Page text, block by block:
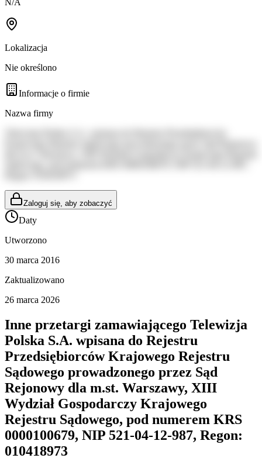
Lokalizacja
Nie określono
Informacje o firmie
Nazwa firmy
Zaloguj się, aby zobaczyć
Daty
Utworzono
30 marca 2016
Zaktualizowano
26 marca 2026
Inne przetargi zamawiającego Telewizja
Polska S.A. wpisana do Rejestru
Przedsiębiorców Krajowego Rejestru
Sądowego prowadzonego przez Sąd
Rejonowy dla m.st. Warszawy, XIII
Wydział Gospodarczy Krajowego
Rejestru Sądowego, pod numerem KRS
0000100679, NIP 521-04-12-987, Regon:
010418973